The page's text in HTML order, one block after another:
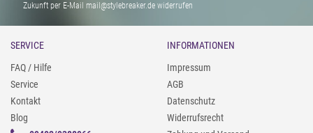
Zukunft per E-Mail mail@stylebreaker.de widerrufen
SERVICE
FAQ / Hilfe
Service
Kontakt
Blog
INFORMATIONEN
Impressum
AGB
Datenschutz
Widerrufsrecht